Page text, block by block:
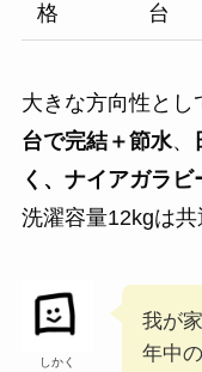
格
台
大きな方向性とし
台で完結＋節水、
く、ナイアガラ
洗濯容量12kgは共
しかく
我が
年中